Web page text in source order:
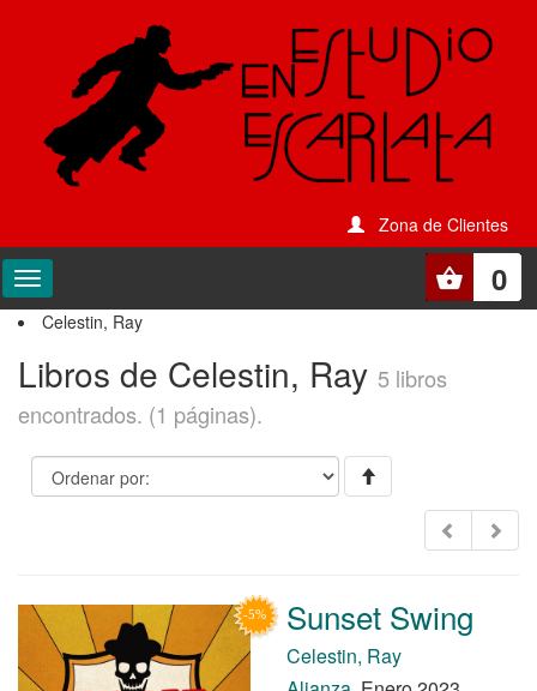
Zona de Clientes
0
Celestin, Ray
Libros de Celestin, Ray 5 libros
encontrados. (1 páginas).
Sunset Swing
Celestin, Ray